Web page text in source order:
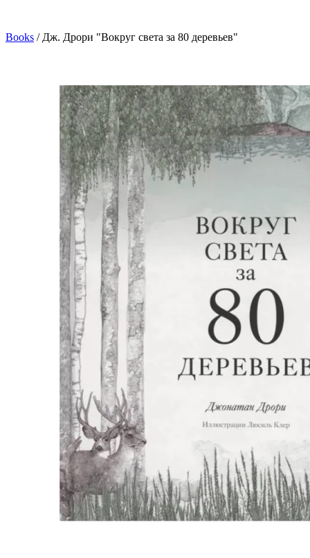
Books / Дж. Дрори "Вокруг света за 80 деревьев"